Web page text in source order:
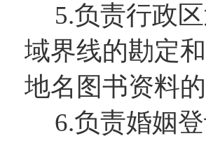
5.负责行政
域界线的勘定
地名图书资料
6.负责婚姻